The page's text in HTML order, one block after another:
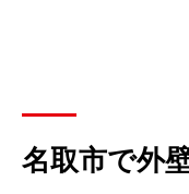
名取市で外